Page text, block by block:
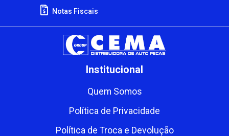
Notas Fiscais
Institucional
Quem Somos
Política de Privacidade
Política de Troca e Devolução